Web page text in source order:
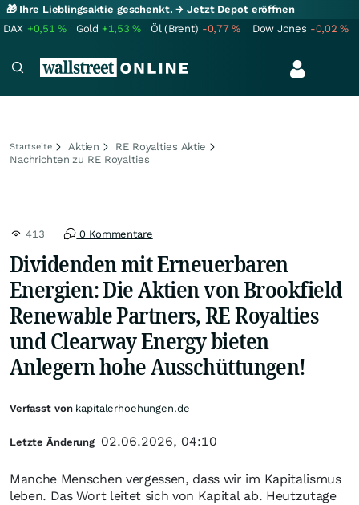
🎁 Ihre Lieblingsaktie geschenkt.→ Jetzt Depot eröffnen
DAX +0,51% Gold +1,53% Öl (Brent) -0,77% Dow Jones -0,02%
Startseite Aktien
RE Royalties Aktie
Nachrichten zu RE Royalties
413 0 Kommentare
Dividenden mit Erneuerbaren
Energien: Die Aktien von Brookfield
Renewable Partners, RE Royalties
und Clearway Energy bieten
Anlegern hohe Ausschüttungen!
Manche Menschen vergessen, dass wir im Kapitalismus
leben. Das Wort leitet sich von Kapital ab. Heutzutage
Verfasst von kapitalerhoehungen.de
Letzte Änderung 02.06.2026, 04:10